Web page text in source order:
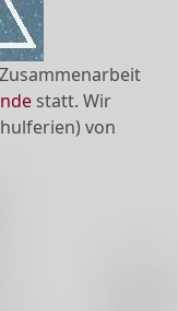
statt. Wir
von